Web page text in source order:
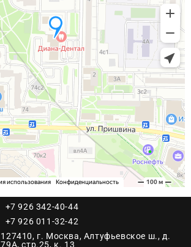
+7 926 342-40-44
+7 926 011-32-42
127410, г. Москва, Алтуфьевское ш., д.
79А, стр.25, к. 13​